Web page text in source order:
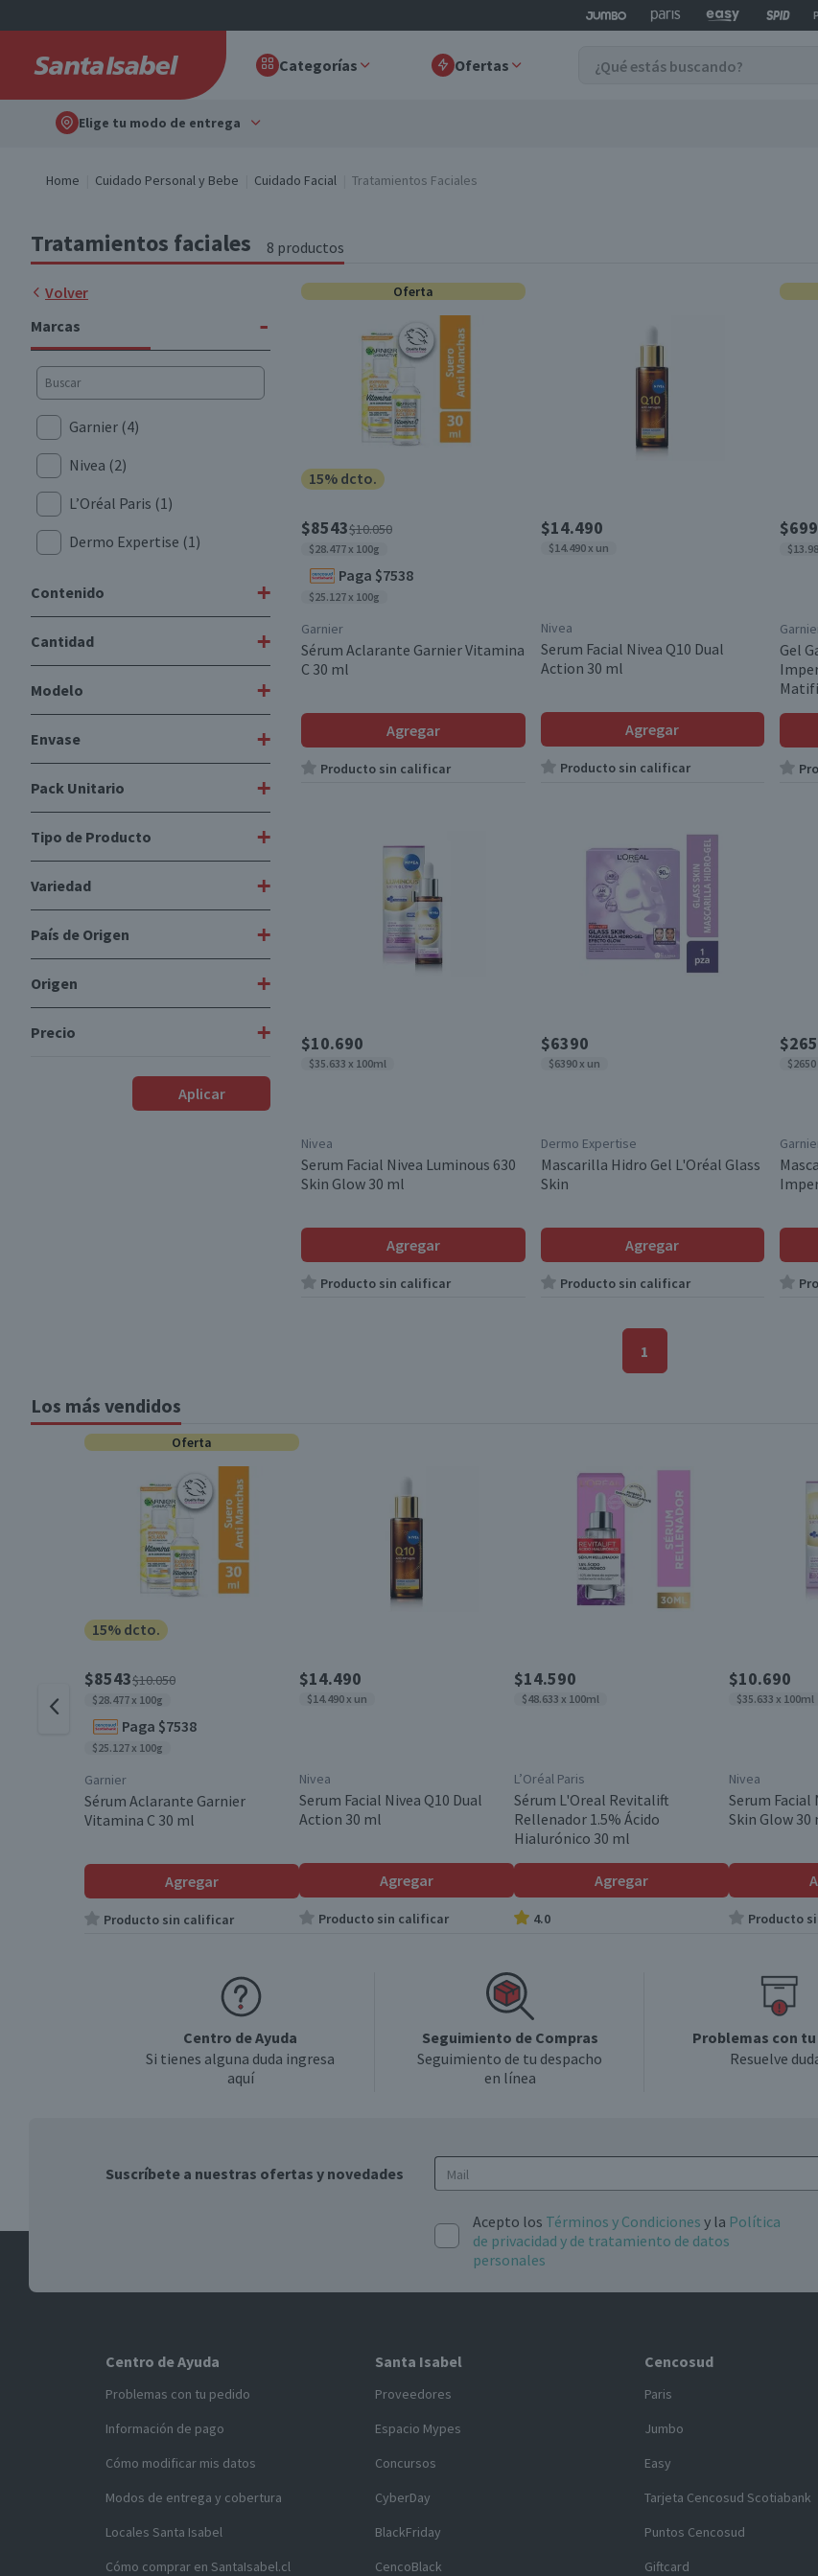
Categorías Ofertas
Elige tu modo de entrega
Home Cuidado Personal y Bebe Cuidado Facial Tratamientos Faciales
Tratamientos faciales 8 productos
Volver
Marcas
-
Garnier (4)
Nivea (2)
L’Oréal Paris (1)
Dermo Expertise (1)
Contenido +
1 unidad
25g
30 ml(3)
30 ml(1)
50 ml (1)
Cantidad +
1 Unidad
Modelo +
Q10
Envase +
Plástico
Pack Unitario +
Unitario (3)
Tipo de Producto +
Aceites y Serums
Cremas Faciales
Mascarillas Faciales(3)
Variedad +
Cuidado Facial
País de Origen +
México
Origen +
Importado
(2)
Precio +
Aplicar
Oferta
15% dcto.
$8543$10.050
$28.477 x 100g
Paga $7538
$25.127 x 100g
Garnier
Sérum Aclarante Garnier Vitamina
C 30 ml
Agregar
Producto sin calificar
$14.490
$14.490 x un
Nivea
Serum Facial Nivea Q10 Dual
Action 30 ml
Agregar
Producto sin calificar
Gel
$10.690
$35.633 x 100ml
Nivea
Serum Facial Nivea Luminous 630
Skin Glow 30 ml
Agregar
Producto sin calificar
$6390
$6390 x un
Dermo Expertise
Mascarilla Hidro Gel L'Oréal Glass
Skin
Agregar
Producto sin calificar
1
Los más vendidos
Oferta
15% dcto.
$8543$10.050
$28.477 x 100g
Paga $7538
$25.127 x 100g
Garnier
Sérum Aclarante Garnier
Vitamina C 30 ml
Agregar
Producto sin calificar
$14.490
$14.490 x un
Nivea
Serum Facial Nivea Q10 Dual
Action 30 ml
Agregar
Producto sin calificar
$14.590
$48.633 x 100ml
L’Oréal Paris
Sérum L'Oreal Revitalift
Rellenador 1.5% Ácido
Hialurónico 30 ml
Agregar
4.0
$10.690
$35.633 x 100ml
Nivea
Serum Facial
Skin Glow 30
Producto
Centro de Ayuda
Si tienes alguna duda ingresa
aquí
Seguimiento de Compras
Seguimiento de tu despacho
en línea
Problemas con
Resuelve
Suscríbete a nuestras ofertas y novedades
Acepto los Términos y Condiciones y la Política
de privacidad y de tratamiento de datos
personales
Centro de Ayuda
Problemas con tu pedido
Información de pago
Cómo modificar mis datos
Modos de entrega y cobertura
Locales Santa Isabel
Cómo comprar en SantaIsabel.cl
Santa Isabel
Proveedores
Espacio Mypes
Concursos
CyberDay
BlackFriday
CencoBlack
Cencosud
Paris
Jumbo
Easy
Tarjeta Cencosud Scotiabank
Puntos Cencosud
Giftcard